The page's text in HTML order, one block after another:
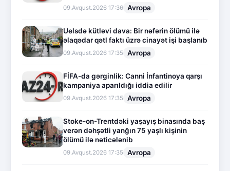
09.Avqust.2026 17:36 Avropa
Uelsdə kütləvi dava: Bir nəfərin ölümü ilə
əlaqədar qətl faktı üzrə cinayət işi başlanıb
09.Avqust.2026 17:35 Avropa
FİFA-da gərginlik: Canni İnfantinoya qarşı
kampaniya aparıldığı iddia edilir
09.Avqust.2026 17:35 Avropa
Stoke-on-Trentdəki yaşayış binasında baş
verən dəhşətli yanğın 75 yaşlı kişinin
ölümü ilə nəticələnib
09.Avqust.2026 17:35 Avropa